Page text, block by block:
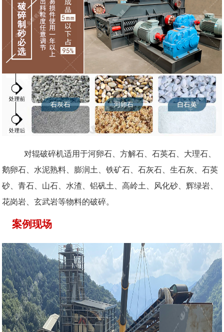
对辊破碎机适用于河卵石、方解石、石英石、大理石、
鹅卵石、水泥熟料、膨润土、铁矿石、石灰石、生石灰、石英
砂、青石、山石、水渣、铝矾土、高岭土、风化砂、辉绿岩、
花岗岩、玄武岩等物料的破碎。
案例现场